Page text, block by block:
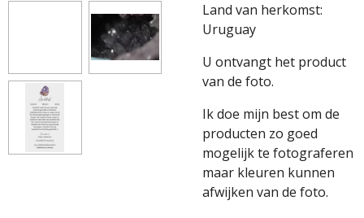
Land van herkomst:
Uruguay
U ontvangt het product
van de foto.
Ik doe mijn best om de
producten zo goed
mogelijk te fotograferen
maar kleuren kunnen
afwijken van de foto.